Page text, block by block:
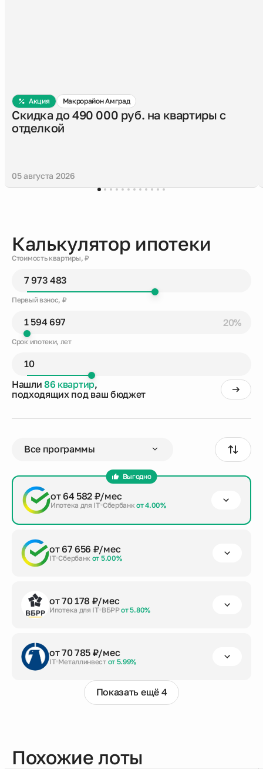
Акция Макрорайон Амград
Скидка до 490 000 руб. на квартиры с
отделкой
05 августа 2026
Калькулятор ипотеки
Стоимость квартиры, ₽
Первый взнос, ₽
20%
Срок ипотеки, лет
Нашли 86 квартир,
подходящих под ваш бюджет
Выгодно
Ипотека для IT Сбербанкот 4.00%
от 64 582 ₽/мес
от 20%
первый взнос
до 30 лет
Заказать консультацию
IT Сбербанк от 5.00%
от 67 656 ₽/мес
от 20%
первый взнос
до 30 лет
Заказать консультацию
Ипотека для IT ВБРРот 5.80%
от 70 178 ₽/мес
от 20%
первый взнос
до 30 лет
Заказать консультацию
IT Металлинвест от 5.99%
от 70 785 ₽/мес
до 30 лет
срок кредита
сумма кредита
Показать ещё 4
Похожие лоты